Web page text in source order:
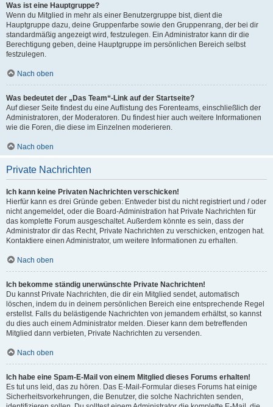
Was ist eine Hauptgruppe?
Wenn du Mitglied in mehr als einer Benutzergruppe bist, dient die
Hauptgruppe dazu, deine Gruppenfarbe sowie den Gruppenrang, der bei dir
standardmäßig angezeigt wird, festzulegen. Ein Administrator kann dir die
Berechtigung geben, deine Hauptgruppe im persönlichen Bereich selbst
festzulegen.
Nach oben
Was bedeutet der „Das Team“-Link auf der Startseite?
Auf dieser Seite findest du eine Auflistung des Forenteams, einschließlich der
Administratoren, der Moderatoren. Du findest hier auch weitere Informationen
wie die Foren, die diese im Einzelnen moderieren.
Nach oben
Private Nachrichten
Ich kann keine Privaten Nachrichten verschicken!
Hierfür kann es drei Gründe geben: Entweder bist du nicht registriert und / oder
nicht angemeldet, oder die Board-Administration hat Private Nachrichten für
das komplette Forum ausgeschaltet. Außerdem könnte es sein, dass der
Administrator dir das Recht, Private Nachrichten zu verschicken, entzogen hat.
Kontaktiere einen Administrator, um weitere Informationen zu erhalten.
Nach oben
Ich bekomme ständig unerwünschte Private Nachrichten!
Du kannst Private Nachrichten, die dir ein Mitglied sendet, automatisch
löschen, indem du in deinem persönlichen Bereich eine entsprechende Regel
erstellst. Falls du belästigende Nachrichten von jemandem erhältst, so kannst
du dies auch einem Administrator melden. Dieser kann dem betreffenden
Mitglied dann verbieten, Private Nachrichten zu versenden.
Nach oben
Ich habe eine Spam-E-Mail von einem Mitglied dieses Forums erhalten!
Es tut uns leid, das zu hören. Das E-Mail-Formular dieses Forums hat einige
Sicherheitsvorkehrungen, die Benutzer, die solche Nachrichten senden,